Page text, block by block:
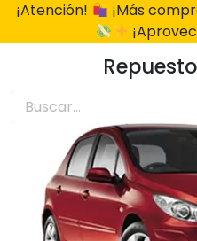
¡Atención!
¡Más